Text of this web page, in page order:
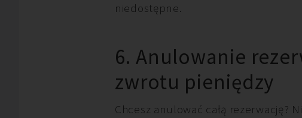
niedostępne.
6. Anulowanie
zwrotu pieniędzy
Chcesz anulować całą rezerwację?